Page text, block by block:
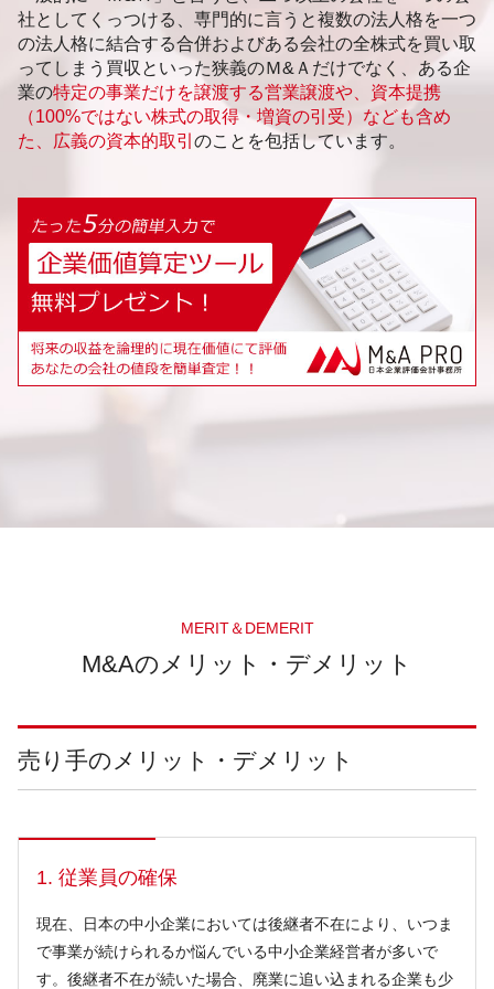
社としてくっつける、専門的に言うと複数の法人格を一つ
の法人格に結合する合併およびある会社の全株式を買い取
ってしまう買収といった狭義のＭ&Ａだけでなく、ある企
業の特定の事業だけを譲渡する営業譲渡や、資本提携
（100%ではない株式の取得・増資の引受）なども含め
た、広義の資本的取引 のことを包括しています。
MERIT＆DEMERIT
M&Aのメリット・デメリット
売り手のメリット・デメリット
1. 従業員の確保
現在、日本の中小企業においては後継者不在により、いつま
で事業が続けられるか悩んでいる中小企業経営者が多いで
す。後継者不在が続いた場合、廃業に追い込まれる企業も少